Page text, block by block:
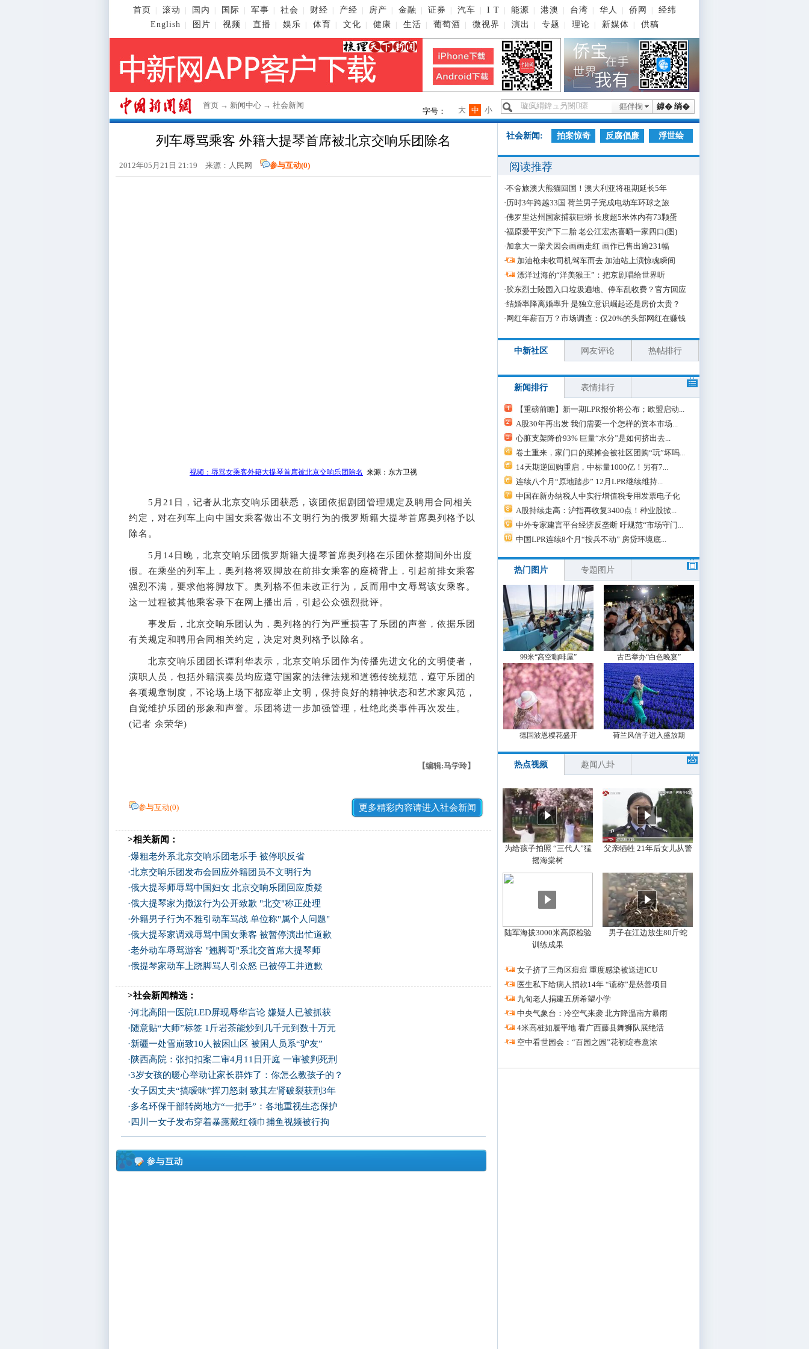
首页 滚动 国内 国际 军事 社会 财经 产经 房产 金融 证券 汽车 I T 能源 港澳 台湾 华人 侨网
经纬
English
图片 视频 直播 娱乐 体育 文化 健康 生活 葡萄酒 微视界 演出 专题 理论 新媒体 供稿
首页 → 新闻中心 → 社会新闻 鎼� 绱�
鏂伴椈
字号： 小
中
大
列车辱骂乘客 外籍大提琴首席被北京交响乐团除名
2012年05月21日 21:19 来源：人民网 参与互动(0)
视频：辱骂女乘客外籍大提琴首席被北京交响乐团除名 来源：东方卫视
5月21日，记者从北京交响乐团获悉，该团依据剧团管理规定及聘用合同相关
约定，对在列车上向中国女乘客做出不文明行为的俄罗斯籍大提琴首席奥列格予以
除名。
5月14日晚，北京交响乐团俄罗斯籍大提琴首席奥列格在乐团休整期间外出度
假。在乘坐的列车上，奥列格将双脚放在前排女乘客的座椅背上，引起前排女乘客
强烈不满，要求他将脚放下。奥列格不但未改正行为，反而用中文辱骂该女乘客。
这一过程被其他乘客录下在网上播出后，引起公众强烈批评。
事发后，北京交响乐团认为，奥列格的行为严重损害了乐团的声誉，依据乐团
有关规定和聘用合同相关约定，决定对奥列格予以除名。
北京交响乐团团长谭利华表示，北京交响乐团作为传播先进文化的文明使者，
演职人员，包括外籍演奏员均应遵守国家的法律法规和道德传统规范，遵守乐团的
各项规章制度，不论场上场下都应举止文明，保持良好的精神状态和艺术家风范，
自觉维护乐团的形象和声誉。乐团将进一步加强管理，杜绝此类事件再次发生。
(记者 余荣华)
【编辑:马学玲】
参与互动(0) 更多精彩内容请进入社会新闻
>相关新闻：
·爆粗老外系北京交响乐团老乐手 被停职反省
·北京交响乐团发布会回应外籍团员不文明行为
·俄大提琴师辱骂中国妇女 北京交响乐团回应质疑
·俄大提琴家为撒泼行为公开致歉 "北交"称正处理
·外籍男子行为不雅引动车骂战 单位称"属个人问题"
·俄大提琴家调戏辱骂中国女乘客 被暂停演出忙道歉
·老外动车辱骂游客 "翘脚哥"系北交首席大提琴师
·俄提琴家动车上跷脚骂人引众怒 已被停工并道歉
>社会新闻精选：
·河北高阳一医院LED屏现辱华言论 嫌疑人已被抓获
·随意贴“大师”标签 1斤岩茶能炒到几千元到数十万元
·新疆一处雪崩致10人被困山区 被困人员系“驴友”
·陕西高院：张扣扣案二审4月11日开庭 一审被判死刑
·3岁女孩的暖心举动让家长群炸了：你怎么教孩子的？
·女子因丈夫“搞暧昧”挥刀怒刺 致其左肾破裂获刑3年
·多名环保干部转岗地方“一把手”：各地重视生态保护
· 四川一女子发布穿着暴露戴红领巾捕鱼视频被行拘
社会新闻: 拍案惊奇 反腐倡廉 浮世绘
阅读推荐
·不舍旅澳大熊猫回国！澳大利亚将租期延长5年
·历时3年跨越33国 荷兰男子完成电动车环球之旅
·佛罗里达州国家捕获巨蟒 长度超5米体内有73颗蛋
·福原爱平安产下二胎 老公江宏杰喜晒一家四口(图)
·加拿大一柴犬因会画画走红 画作已售出逾231幅
·
加油枪未收司机驾车而去 加油站上演惊魂瞬间
·
漂洋过海的“洋美猴王”：把京剧唱给世界听
·胶东烈士陵园入口垃圾遍地、停车乱收费？官方回应
·结婚率降离婚率升 是独立意识崛起还是房价太贵？
· 网红年薪百万？市场调查：仅20%的头部网红在赚钱
中新社区 网友评论 热帖排行
新闻排行 表情排行
【重磅前瞻】新一期LPR报价将公布；欧盟启动...
A股30年再出发 我们需要一个怎样的资本市场...
心脏支架降价93% 巨量“水分”是如何挤出去...
卷土重来，家门口的菜摊会被社区团购“玩”坏吗...
14天期逆回购重启，中标量1000亿！另有7...
连续八个月“原地踏步” 12月LPR继续维持...
中国在新办纳税人中实行增值税专用发票电子化
A股持续走高：沪指再收复3400点！种业股掀...
中外专家建言平台经济反垄断 吁规范“市场守门...
中国LPR连续8个月“按兵不动” 房贷环境底...
热门图片 专题图片
99米“高空咖啡屋” 古巴举办“白色晚宴”
德国波恩樱花盛开 荷兰风信子进入盛放期
热点视频 趣闻八卦
为给孩子拍照 “三代人”猛
摇海棠树
父亲牺牲 21年后女儿从警
陆军海拔3000米高原检验
训练成果
男子在江边放生80斤蛇
·
女子挤了三角区痘痘 重度感染被送进ICU
·
医生私下给病人捐款14年 “谎称”是慈善项目
·
九旬老人捐建五所希望小学
·
中央气象台：冷空气来袭 北方降温南方暴雨
·
4米高桩如履平地 看广西藤县舞狮队展绝活
·
空中看世园会：“百园之园”花初绽春意浓